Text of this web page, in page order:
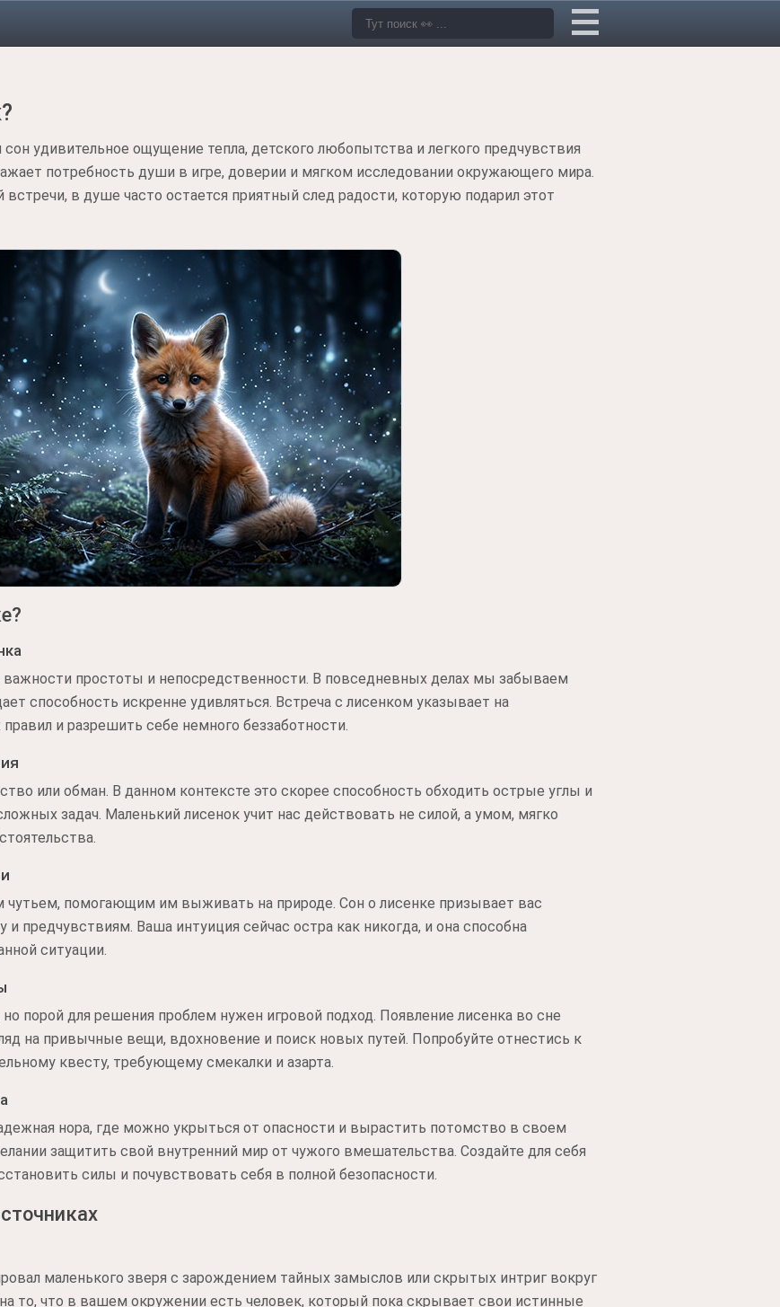
удивительное ощущение тепла, детского любопытства и легкого предчувствия
потребность души в игре, доверии и мягком исследовании окружающего мира.
в душе часто остается приятный след радости, которую подарил этот
важности простоты и непосредственности. В повседневных делах мы забываем
способность искренне удивляться. Встреча с лисенком указывает на
и разрешить себе немного беззаботности.
или обман. В данном контексте это скорее способность обходить острые углы и
задач. Маленький лисенок учит нас действовать не силой, а умом, мягко
помогающим им выживать на природе. Сон о лисенке призывает вас
и предчувствиям. Ваша интуиция сейчас остра как никогда, и она способна
ситуации.
порой для решения проблем нужен игровой подход. Появление лисенка во сне
на привычные вещи, вдохновение и поиск новых путей. Попробуйте отнестись к
квесту, требующему смекалки и азарта.
нора, где можно укрыться от опасности и вырастить потомство в своем
защитить свой внутренний мир от чужого вмешательства. Создайте для себя
силы и почувствовать себя в полной безопасности.
маленького зверя с зарождением тайных замыслов или скрытых интриг вокруг
то, что в вашем окружении есть человек, который пока скрывает свои истинные